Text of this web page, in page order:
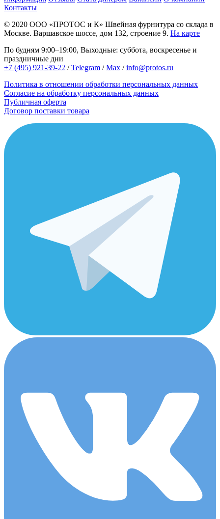
Контакты
© 2020 ООО «ПРОТОС и К» Швейная фурнитура со склада в
Москве. Варшавское шоссе, дом 132, строение 9. На карте
По будням 9:00–19:00, Выходные: суббота, воскресенье и
праздничные дни
+7 (495) 921-39-22 /Telegram /Max /info@protos.ru
Политика в отношении обработки персональных данных
Согласие на обработку персональных данных
Публичная оферта
Договор поставки товара